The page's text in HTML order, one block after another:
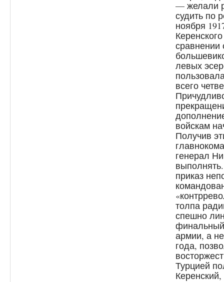
— желали
судить по
ноября
сравнении
левых
всего
войскам
Получив
генерал
приказ
толпа
спешно
финальный
армии, а
года,
Турцией